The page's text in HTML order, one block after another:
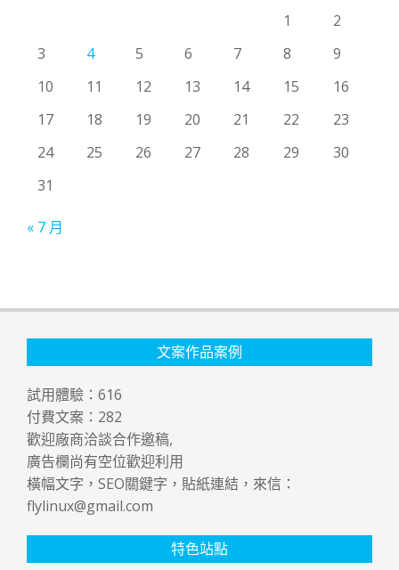
1
2
3
4 5 6 7 8
9
10
11 12 13 14 15
16
17
18 19 20 21 22
23
24
25 26 27 28 29
30
31
« 7 月
文案作品案例
試用體驗： 616
付費文案： 282
歡迎廠商洽談合作邀稿,
廣告欄尚有空位歡迎利用
橫幅文字，SEO關鍵字，貼紙連結，來信：
flylinux@gmail.com
特色站點